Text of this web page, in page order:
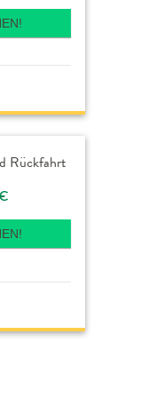
Rückfahrt